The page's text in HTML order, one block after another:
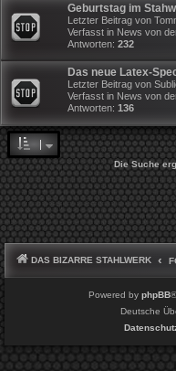
Geburtstag im
Letzter Beitrag von
Verfasst in News von
Antworten: 232
Das neue Latex-
Letzter Beitrag von
Verfasst in News von
Antworten: 136
Die Suche
DAS BIZARRE STAHLWERK
Powered by phpBB
Deutsche